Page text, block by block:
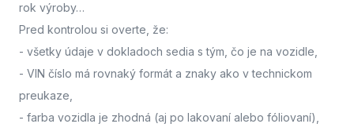
rok výroby…
Pred kontrolou si overte, že:
- všetky údaje v dokladoch sedia s tým, čo je na vozidle,
- VIN číslo má rovnaký formát a znaky ako v technickom
preukaze,
- farba vozidla je zhodná (aj po lakovaní alebo fóliovaní),